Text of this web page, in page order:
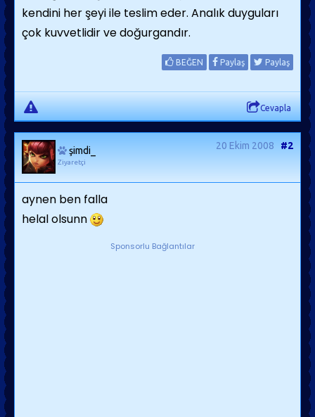
kendini her şeyi ile teslim eder. Analık duyguları
çok kuvvetlidir ve doğurgandır.
BEĞEN Paylaş Paylaş
Cevapla
şimdi_
Ziyaretçi
20 Ekim 2008 #2
aynen ben falla
helal olsunn
Sponsorlu Bağlantılar